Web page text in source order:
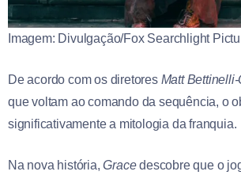
Imagem: Divulgação/Fox Searchlight
De acordo com os diretores Matt
que voltam ao comando da sequência, o
significativamente a mitologia da franquia.
Na nova história,Gracedescobre que o